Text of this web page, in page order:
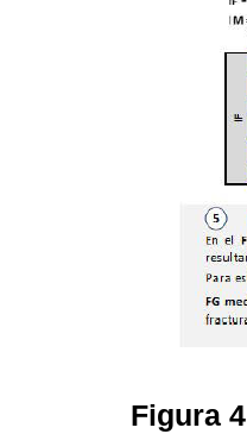
Figura 4